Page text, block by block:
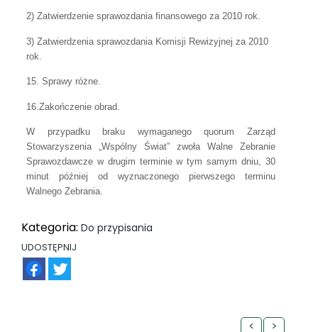
2) Zatwierdzenie sprawozdania finansowego za 2010 rok.
3) Zatwierdzenia sprawozdania Komisji Rewizyjnej za 2010
rok.
15. Sprawy różne.
16.Zakończenie obrad.
W przypadku braku wymaganego quorum Zarząd
Stowarzyszenia „Wspólny Świat” zwoła Walne Zebranie
Sprawozdawcze w drugim terminie w tym samym dniu, 30
minut później od wyznaczonego pierwszego terminu
Walnego Zebrania.
Kategoria: Do przypisania
UDOSTĘPNIJ
< >